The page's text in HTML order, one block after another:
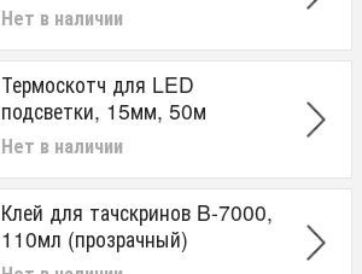
Нет в наличии
Термоскотч для LED
подсветки, 15мм, 50м
Нет в наличии
Клей для тачскринов B-7000,
110мл (прозрачный)